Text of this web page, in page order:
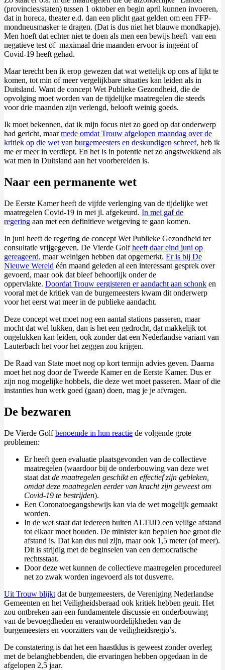
(provincies/staten) tussen 1 oktober en begin april kunnen invoeren,
dat in horeca, theater e.d. dan een plicht gaat gelden om een FFP-
mondneusmasker te dragen. (Dat is dus niet het blauwe mondkapje).
Men hoeft dat echter niet te doen als men een bewijs heeft van een
negatieve test of maximaal drie maanden ervoor is ingeënt of
Covid-19 heeft gehad.
Maar terecht ben ik erop gewezen dat wat wettelijk op ons af lijkt te
komen, tot min of meer vergelijkbare situaties kan leiden als in
Duitsland. Want de concept Wet Publieke Gezondheid, die de
opvolging moet worden van de tijdelijke maatregelen die steeds
voor drie maanden zijn verlengd, belooft weinig goeds.
Ik moet bekennen, dat ik mijn focus niet zo goed op dat onderwerp
had gericht, maarmede omdat Trouw afgelopen maandag over de
kritiek op die wet van burgemeesters en deskundigen schreef, heb ik
me er meer in verdiept. En het is in potentie net zo angstwekkend als
wat men in Duitsland aan het voorbereiden is.
Naar een permanente wet
De Eerste Kamer heeft de vijfde verlenging van de tijdelijke wet
maatregelen Covid-19 in mei jl. afgekeurd. In mei gaf de
regering aan met een definitieve wetgeving te gaan komen.
In juni heeft de regering de concept Wet Publieke Gezondheid ter
consultatie vrijgegeven. De Vierde Golfheeft daar eind juni op
gereageerd, maar weinigen hebben dat opgemerkt. Er is bij De
Nieuwe Wereld één maand geleden al een interessant gesprek over
gevoerd, maar ook dat bleef behoorlijk onder de
oppervlakte. Doordat Trouw eergisteren er aandacht aan schonk en
vooral met de kritiek van de burgemeesters kwam dit onderwerp
voor het eerst wat meer in de publieke aandacht.
Deze concept wet moet nog een aantal stations passeren, maar
mocht dat wel lukken, dan is het een gedrocht, dat makkelijk tot
ongelukken kan leiden, ook zonder dat een Nederlandse variant van
Lauterbach het voor het zeggen zou krijgen.
De Raad van State moet nog op kort termijn advies geven. Daarna
moet het nog door de Tweede Kamer en de Eerste Kamer. Dus er
zijn nog mogelijke hobbels, die deze wet moet passeren. Maar of die
instanties hun werk goed (gaan) doen, mag je je afvragen.
De bezwaren
De Vierde Golfbenoemde in hun reactie de volgende grote
problemen:
Er heeft geen evaluatie plaatsgevonden van de collectieve
maatregelen (waardoor bij de onderbouwing van deze wet
staat dat de maatregelen geschikt en effectief zijn gebleken,
omdat deze maatregelen eerder van kracht zijn geweest om
Covid-19 te bestrijden).
Een Coronatoegangsbewijs kan via de wet mogelijk gemaakt
worden.
In de wet staat dat iedereen buiten ALTIJD een veilige afstand
tot elkaar moet houden. De minister kan bepalen hoe groot die
afstand is. Dat kan dus nul zijn, maar ook 1,5 meter (of meer).
Dit is strijdig met de beginselen van een democratische
rechtsstaat.
Door deze wet kunnen de collectieve maatregelen procedureel
net zo zwak worden ingevoerd als tot dusverre.
Uit Trouw blijkt dat de burgemeesters, de Vereniging Nederlandse
Gemeenten en het Veiligheidsberaad ook kritiek hebben geuit. Het
zou ontbreken aan een fundamentele discussie en onderbouwing
van de bevoegdheden en verantwoordelijkheden van de
burgemeesters en voorzitters van de veiligheidsregio’s.
De constatering is dat het een haastklus is geweest zonder overleg
met de belanghebbenden, die ervaringen hebben opgedaan in de
afgelopen 2,5 jaar.